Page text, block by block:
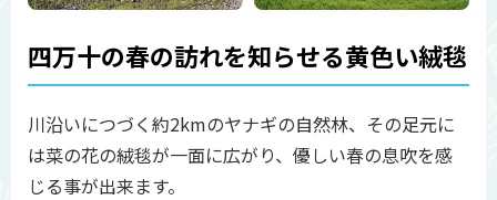
四万十の春の訪れを知らせる黄色い絨毯
川沿いにつづく約2kmのヤナギの自然林、その足元に
は菜の花の絨毯が一面に広がり、優しい春の息吹を感
じる事が出来ます。